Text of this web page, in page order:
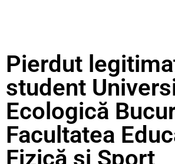
Pierdut
student
Ecologică
Facultatea
Fizică și Sport